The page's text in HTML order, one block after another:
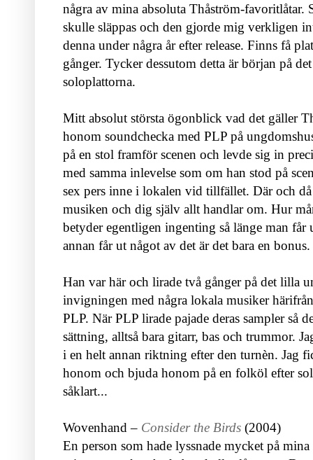
några av mina absoluta Thåström-
skulle släppas och den gjorde mig verkligen
denna under några år efter release. Finns få
gånger. Tycker dessutom detta är början på
soloplattorna.
Mitt absolut största ögonblick vad det gäller
honom soundchecka med PLP på
på en stol framför scenen och levde sig in
med samma inlevelse som om han stod på
sex pers inne i lokalen vid tillfället. Där och
musiken och dig själv allt handlar om. Hur
betyder egentligen ingenting så länge man
annan får ut något av det är det bara en bonus.
Han var här och lirade två gånger på det lilla
invigningen med några lokala musiker
PLP. När PLP lirade pajade deras sampler så
sättning, alltså bara gitarr, bas och trummor.
i en helt annan riktning efter den turnèn. Jag
honom och bjuda honom på en folköl efter
såklart...
Wovenhand – Consider the Birds (2004)
En person som hade lyssnade mycket på